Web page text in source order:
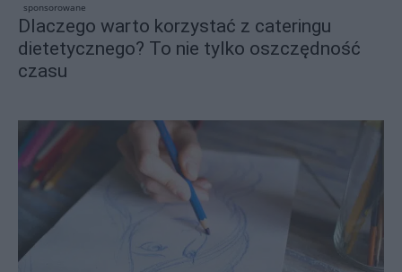
sponsorowane
Dlaczego warto korzystać z cateringu
dietetycznego? To nie tylko oszczędność
czasu